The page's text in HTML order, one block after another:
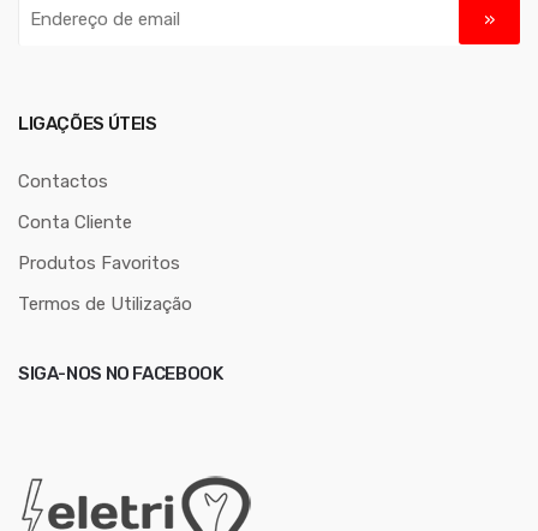
r
ç
e
e
i
LIGAÇÕES ÚTEIS
Contactos
Conta Cliente
Produtos Favoritos
Termos de Utilização
SIGA-NOS NO FACEBOOK